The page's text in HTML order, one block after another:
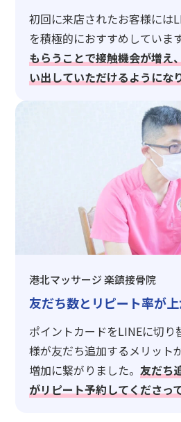
初回に来店されたお客様には
を積極的におすすめしています
もらうことで接触機会が増え
い出していただけるようにな
港北マッサージ 楽鎮接骨院
友だち数とリピート率が
ポイントカードをLINEに切り
様が友だち追加するメリット
増加に繋がりました。友だち
がリピート予約してくださっ